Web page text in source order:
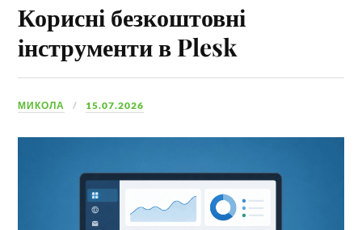
Корисні безкоштовні
інструменти в Plesk
МИКОЛА 15.07.2026